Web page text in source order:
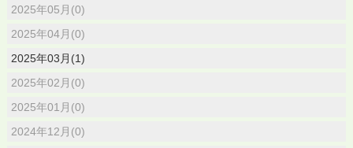
2025年05月(0)
2025年04月(0)
2025年03月(1)
2025年02月(0)
2025年01月(0)
2024年12月(0)